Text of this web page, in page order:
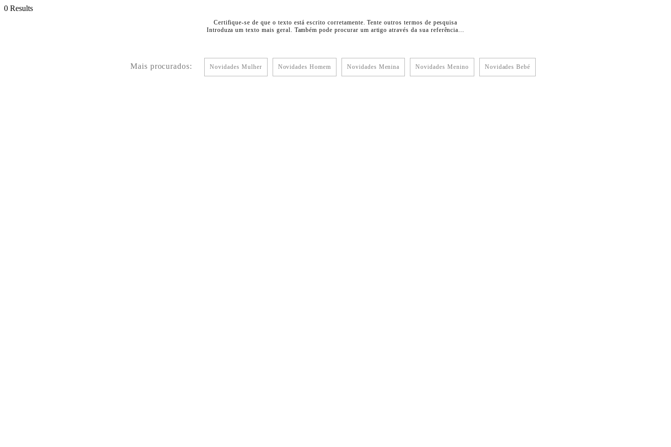
0 Results
Certifique-se de que o texto está escrito corretamente. Tente outros termos de pesquisa
Introduza um texto mais geral. Também pode procurar um artigo através da sua referência...
Mais procurados: Novidades Mulher Novidades Homem Novidades Menina Novidades Menino Novidades Bebé